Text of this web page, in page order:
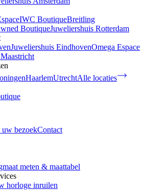
IWC BoutiqueBreitling
BoutiqueJuweliershuis Rotterdam
Juweliershuis EindhovenOmega Espace
HaarlemUtrechtAlle locaties
uw bezoekContact
meten & maattabel
horloge inruilen